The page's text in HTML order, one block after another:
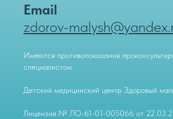
Email
zdorov-
Имеются противопоказания
специалистом
Детский медицинский центр Здоровый
Лицензия № ЛО-61-01-005066 от